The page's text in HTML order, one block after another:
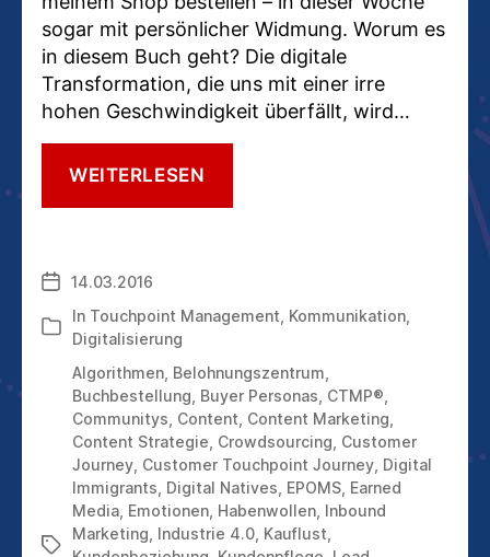
sogar mit persönlicher Widmung. Worum es
in diesem Buch geht? Die digitale
Transformation, die uns mit einer irre
hohen Geschwindigkeit überfällt, wird…
WEITERLESEN
MIT
Veröffentlichungsdatum
14.03.2016
Kategorien
In Touchpoint Management Kommunikation
Digitalisierung
Schlagwörter
Algorithmen Belohnungszentrum
Buchbestellung Buyer Personas CTMP®
Communitys Content Content Marketing
Content Strategie Crowdsourcing Customer
Journey Customer Touchpoint Journey Digital
Immigrants Digital Natives EPOMS Earned
Media Emotionen Habenwollen Inbound
Marketing Industrie 4.0 Kauflust